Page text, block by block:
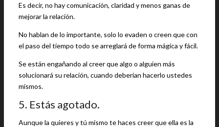
Es decir, no hay comunicación, claridad y menos ganas de
mejorar la relación.
No hablan de lo importante, solo lo evaden o creen que con
el paso del tiempo todo se arreglará de forma mágica y fácil.
Se están engañando al creer que algo o alguien más
solucionará su relación, cuando deberían hacerlo ustedes
mismos.
5. Estás agotado.
Aunque la quieres y tú mismo te haces creer que ella es la